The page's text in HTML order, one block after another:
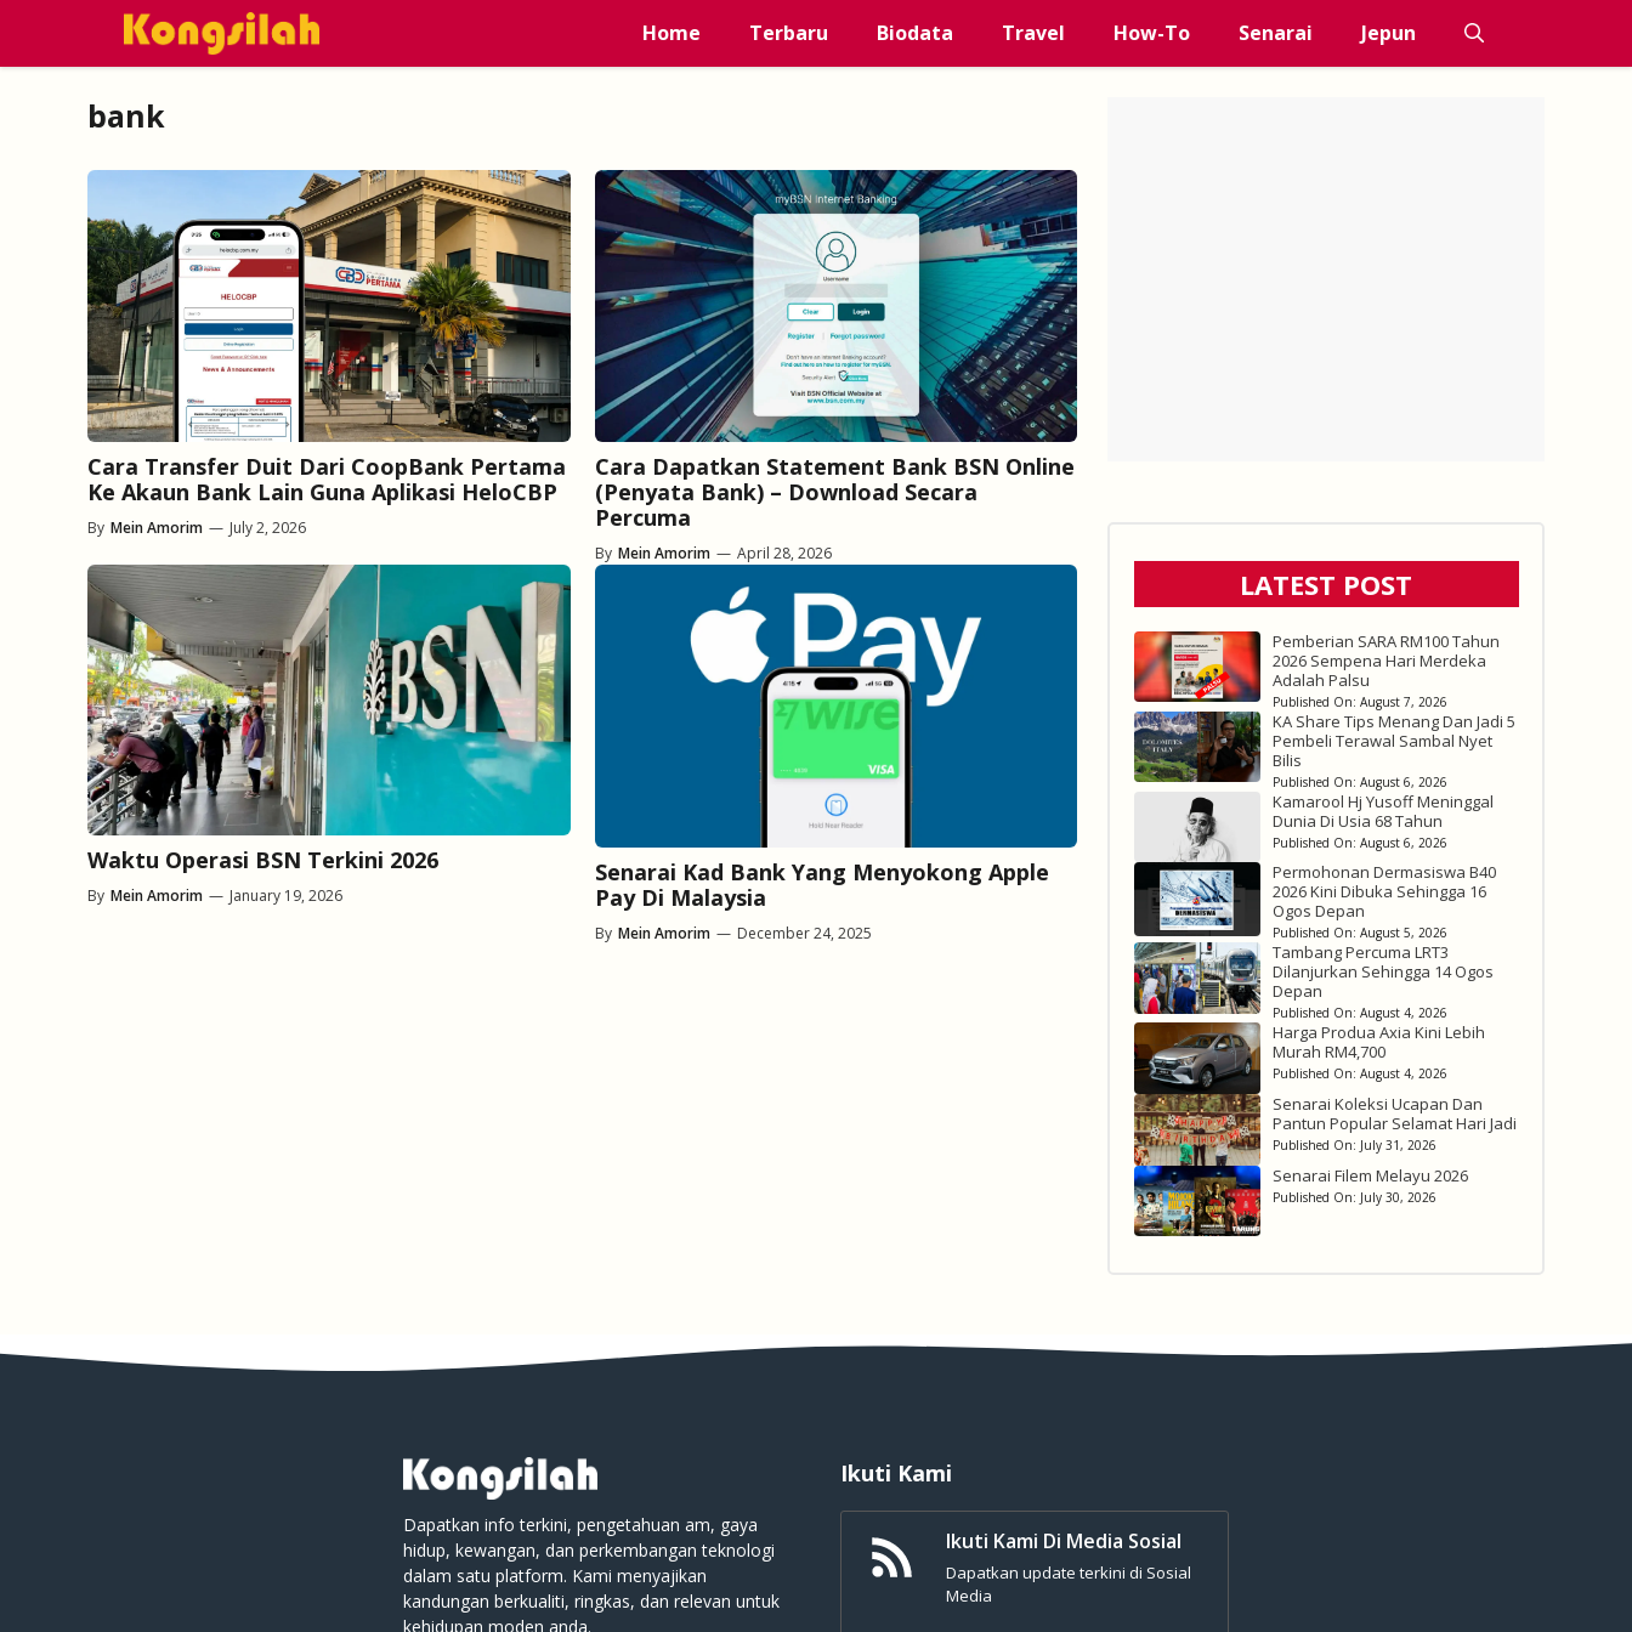
Home Terbaru Biodata Travel How-To Senarai Jepun
bank
Cara Transfer Duit Dari CoopBank Pertama
Ke Akaun Bank Lain Guna Aplikasi HeloCBP
By Mein Amorim — July 2, 2026
Cara Dapatkan Statement Bank BSN Online
(Penyata Bank) – Download Secara
Percuma
By Mein Amorim — April 28, 2026
Waktu Operasi BSN Terkini 2026
By Mein Amorim — January 19, 2026
Senarai Kad Bank Yang Menyokong Apple
Pay Di Malaysia
By Mein Amorim — December 24, 2025
LATEST POST
Pemberian SARA RM100 Tahun
2026 Sempena Hari Merdeka
Adalah Palsu
Published On: August 7, 2026
KA Share Tips Menang Dan Jadi 5
Pembeli Terawal Sambal Nyet
Bilis
Published On: August 6, 2026
Kamarool Hj Yusoff Meninggal
Dunia Di Usia 68 Tahun
Published On: August 6, 2026
Permohonan Dermasiswa B40
2026 Kini Dibuka Sehingga 16
Ogos Depan
Published On: August 5, 2026
Tambang Percuma LRT3
Dilanjurkan Sehingga 14 Ogos
Depan
Published On: August 4, 2026
Harga Produa Axia Kini Lebih
Murah RM4,700
Published On: August 4, 2026
Senarai Koleksi Ucapan Dan
Pantun Popular Selamat Hari Jadi
Published On: July 31, 2026
Senarai Filem Melayu 2026
Published On: July 30, 2026
Dapatkan info terkini, pengetahuan am, gaya
hidup, kewangan, dan perkembangan teknologi
dalam satu platform. Kami menyajikan
kandungan berkualiti, ringkas, dan relevan untuk
kehidupan moden anda.
Ikuti Kami
Ikuti Kami Di Media Sosial
Dapatkan update terkini di Sosial
Media